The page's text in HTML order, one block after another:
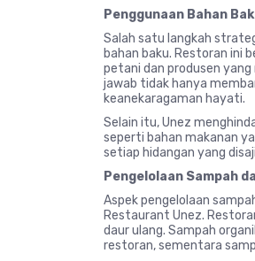
Penggunaan Bahan
Salah satu langkah
bahan baku. Restoran ini
petani dan produsen
jawab tidak hanya
keanekaragaman hayati.
Selain itu, Unez
seperti bahan makanan
setiap hidangan yang
Pengelolaan Sampah
Aspek pengelolaan
Restaurant Unez.
daur ulang. Sampah
restoran, sementara